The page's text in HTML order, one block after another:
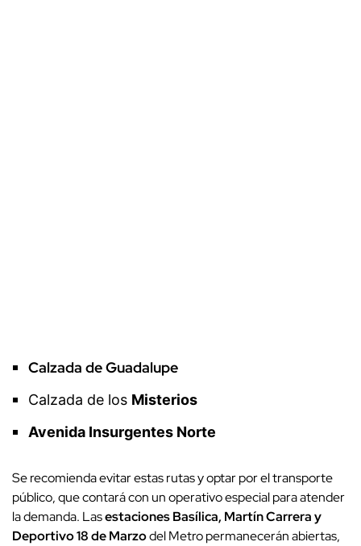
Calzada de Guadalupe
Calzada de los Misterios
Avenida Insurgentes Norte
Se recomienda evitar estas rutas y optar por el transporte
público, que contará con un operativo especial para atender
la demanda. Lasestaciones Basílica, Martín Carrera y
Deportivo 18 de Marzodel Metro permanecerán abiertas,